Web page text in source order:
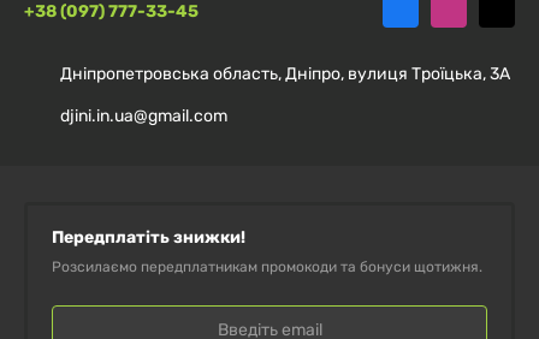
+38 (097) 777-33-45
Дніпропетровська область, Дніпро, вулиця Троїцька, 3А
djini.in.ua@gmail.com
Передплатіть знижки!
Розсилаємо передплатникам промокоди та бонуси щотижня.